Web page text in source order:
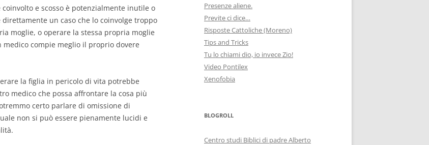
e scosso è potenzialmente inutile o
un caso che lo coinvolge troppo
moglie, o operare la stessa propria moglie
compie meglio il proprio dovere
la figlia in pericolo di vita potrebbe
medico che possa affrontare la cosa più
certo parlare di omissione di
non si può essere pienamente lucidi e
Presenze aliene.
Previte ci dice…
Risposte Cattoliche (Moreno)
Tips and Tricks
Tu lo chiami dio, io invece Zio!
Video Pontilex
Xenofobia
BLOGROLL
Centro studi Biblici di padre Alberto